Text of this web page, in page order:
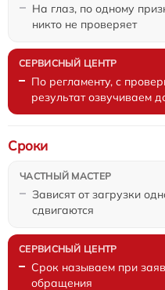
На глаз, по одному
никто не проверяет
По регламенту, с
результат озвучиваем
Зависят от загрузки
сдвигаются
Сроки
Срок называем при
обращения